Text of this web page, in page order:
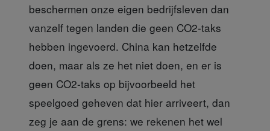
beschermen onze eigen bedrijfsleven dan
vanzelf tegen landen die geen CO2-taks
hebben ingevoerd. China kan hetzelfde
doen, maar als ze het niet doen, en er is
geen CO2-taks op bijvoorbeeld het
speelgoed geheven dat hier arriveert, dan
zeg je aan de grens: we rekenen het wel